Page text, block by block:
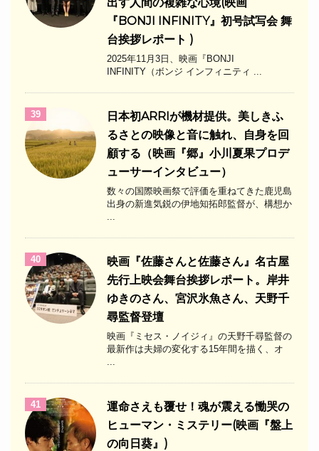
『BONJI INFINITY』初号試写会 舞
台挨拶レポート )
2025年11月3日、映画『BONJI
INFINITY（ボンジ インフィニティ ...
39
日本初ARRIが機材提供。美しきふ
るさとの映像と音に触れ、自身を回
顧する（映画『郷』小川夏果プロデ
ューサーインタビュー）
数々の国際映画祭で評価を重ねてきた鹿児島
出身の新進気鋭の伊地知拓郎監督が、構想か
40
映画『佐藤さんと佐藤さん』名古屋
先行上映会舞台挨拶レポート。岸井
ゆきのさん、宮沢氷魚さん、天野千
尋監督登壇
映画『ミセス・ノイジィ』の天野千尋監督の
最新作は夫婦の変化する15年間を描く、オ
41
運命さえも覆せ！魂が震える慟哭の
ヒューマン・ミステリー(映画『盤上
の向日葵』)